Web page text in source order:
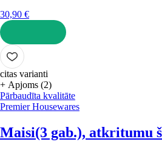
30,90 €
LIKT GROZĀ
citas varianti
+ Apjoms (2)
Pārbaudīta kvalitāte
Premier Housewares
Maisi(3 gab.), atkritumu